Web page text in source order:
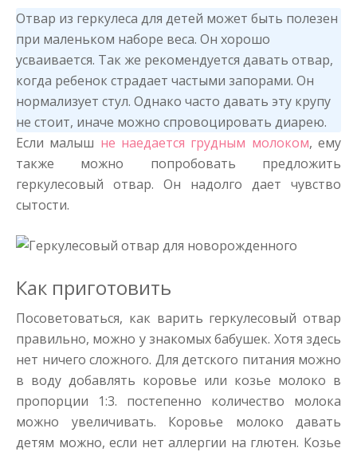
Отвар из геркулеса для детей может быть полезен
при маленьком наборе веса. Он хорошо
усваивается. Так же рекомендуется давать отвар,
когда ребенок страдает частыми запорами. Он
нормализует стул. Однако часто давать эту крупу
не стоит, иначе можно спровоцировать диарею.
Если малыш не наедается грудным молоком, ему
также можно попробовать предложить
геркулесовый отвар. Он надолго дает чувство
сытости.
Как приготовить
Посоветоваться, как варить геркулесовый отвар
правильно, можно у знакомых бабушек. Хотя здесь
нет ничего сложного. Для детского питания можно
в воду добавлять коровье или козье молоко в
пропорции 1:3. постепенно количество молока
можно увеличивать. Коровье молоко давать
детям можно, если нет аллергии на глютен. Козье